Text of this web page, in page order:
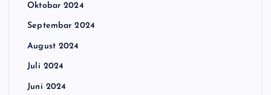
Oktobar 2024
Septembar 2024
August 2024
Juli 2024
Juni 2024